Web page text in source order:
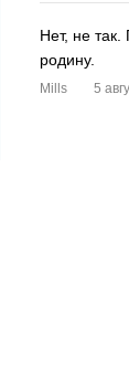
Нет, не
родину.
Mills 5